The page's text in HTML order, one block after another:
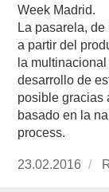
Week Madrid.
La pasarela,
a partir del
la
desarrollo de
posible gracias
basado en la
process.
Publicado
23.02.2016